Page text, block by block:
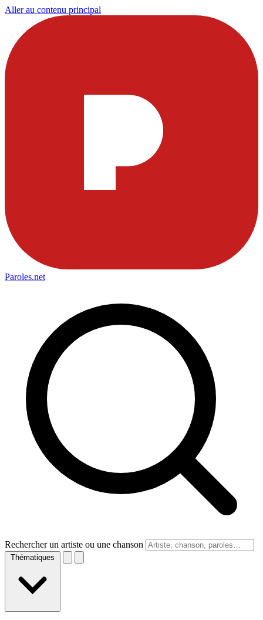
Aller au contenu principal
Paroles.net
Rechercher un artiste ou une chanson
Thématiques